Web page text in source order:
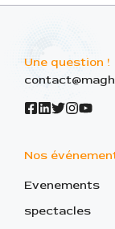
Une question !
Nos
Evenements
spectacles